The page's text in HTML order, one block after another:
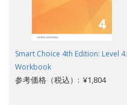
Smart Choice 4th Edition: Level 4:
Workbook
参考価格（税込）: ¥1,804